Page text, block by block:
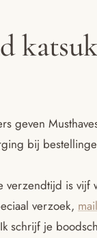
geven Musthaves
bij
verzendtijd is vijf
verzoek,
schrijf je